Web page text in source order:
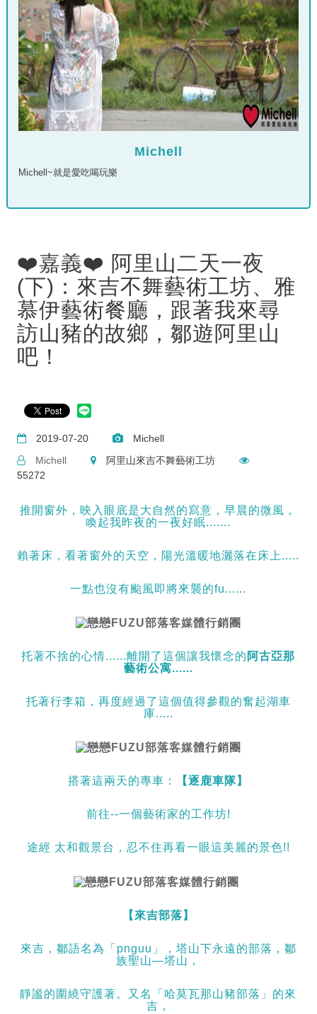
Michell
Michell~就是愛吃喝玩樂
❤️嘉義❤️ 阿里山二天一夜
(下)：來吉不舞藝術工坊、雅
慕伊藝術餐廳，跟著我來尋
訪山豬的故鄉，鄒遊阿里山
吧！
2019-07-20
Michell
Michell
阿里山來吉不舞藝術工坊
55272
推開窗外，映入眼底是大自然的寫意，早晨的微風，
喚起我昨夜的一夜好眠.......
賴著床，看著窗外的天空，陽光溫暖地灑落在床上.....
一點也沒有颱風即將來襲的fu......
托著不捨的心情......離開了這個讓我懷念的 阿古亞那
藝術公寓......
托著行李箱，再度經過了這個值得參觀的奮起湖車
庫.....
搭著這兩天的專車： 【逐鹿車隊】
前往--一個藝術家的工作坊!
途經 太和觀景台，忍不住再看一眼這美麗的景色!!
【來吉部落】
來吉，鄒語名為「pnguu」，塔山下永遠的部落，鄒
族聖山—塔山，
靜謐的圍繞守護著。又名「哈莫瓦那山豬部落」的來
吉，